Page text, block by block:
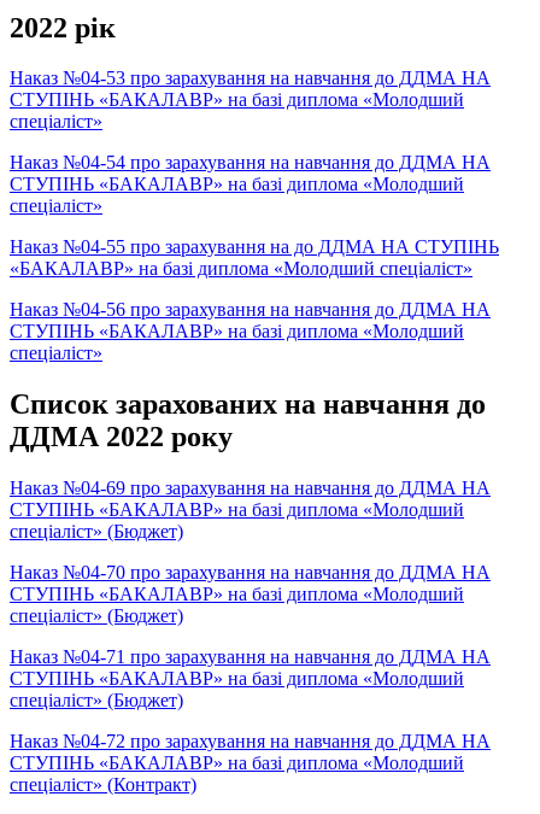
2022 рік
Наказ №04-53 про зарахування на навчання до ДДМА НА
СТУПІНЬ «БАКАЛАВР» на базі диплома «Молодший
спеціаліст»
Наказ №04-54 про зарахування на навчання до ДДМА НА
СТУПІНЬ «БАКАЛАВР» на базі диплома «Молодший
спеціаліст»
Наказ №04-55 про зарахування на до ДДМА НА СТУПІНЬ
«БАКАЛАВР» на базі диплома «Молодший спеціаліст»
Наказ №04-56 про зарахування на навчання до ДДМА НА
СТУПІНЬ «БАКАЛАВР» на базі диплома «Молодший
спеціаліст»
Список зарахованих на навчання до
ДДМА 2022 року
Наказ №04-69 про зарахування на навчання до ДДМА НА
СТУПІНЬ «БАКАЛАВР» на базі диплома «Молодший
спеціаліст» (Бюджет)
Наказ №04-70 про зарахування на навчання до ДДМА НА
СТУПІНЬ «БАКАЛАВР» на базі диплома «Молодший
спеціаліст» (Бюджет)
Наказ №04-71 про зарахування на навчання до ДДМА НА
СТУПІНЬ «БАКАЛАВР» на базі диплома «Молодший
спеціаліст» (Бюджет)
Наказ №04-72 про зарахування на навчання до ДДМА НА
СТУПІНЬ «БАКАЛАВР» на базі диплома «Молодший
спеціаліст» (Контракт)